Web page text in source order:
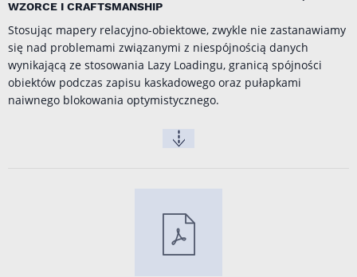
WZORCE I CRAFTSMANSHIP
Stosując mapery relacyjno-obiektowe, zwykle nie zastanawiamy
się nad problemami związanymi z niespójnością danych
wynikającą ze stosowania Lazy Loadingu, granicą spójności
obiektów podczas zapisu kaskadowego oraz pułapkami
naiwnego blokowania optymistycznego.